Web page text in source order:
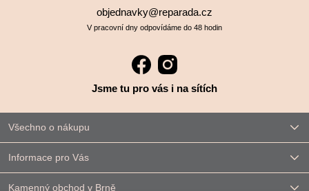
objednavky@reparada.cz
V pracovní dny odpovídáme do 48 hodin
Jsme tu pro vás i na sítích
Všechno o nákupu
Informace pro Vás
Kamenný obchod v Brně